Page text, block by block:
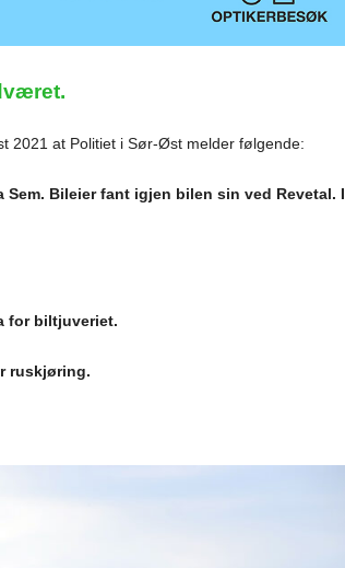
2021 at Politiet i Sør-Øst melder følgende:
Bileier fant igjen bilen sin ved Revetal. I
for biltjuveriet.
ruskjøring.